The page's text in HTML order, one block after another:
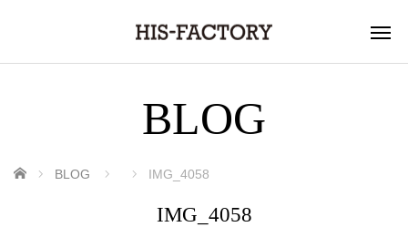
BLOG
ホーム BLOG IMG_4058
IMG_4058